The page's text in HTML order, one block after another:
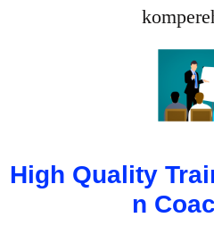
High Quality
n